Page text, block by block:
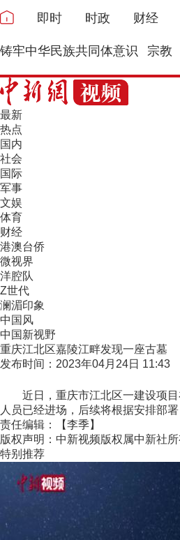
即时 时政 财经
铸牢中华民族共同体意识 宗教
最新
热点
国内
社会
国际
军事
文娱
体育
财经
港澳台侨
微视界
洋腔队
Z世代
澜湄印象
中国风
中国新视野
重庆江北区嘉陵江畔发现一座古墓
发布时间：2023年04月24日
近日，重庆市江北区一建设项目
人员已经进场，后续将根据安排部
责任编辑：【李季】
版权声明：中新视频版权属中新社
特别推荐